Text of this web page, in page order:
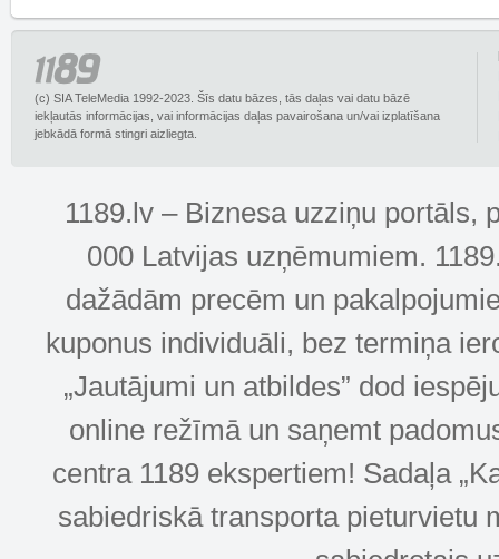
(c) SIA TeleMedia 1992-2023. Šīs datu bāzes, tās daļas vai datu bāzē
iekļautās informācijas, vai informācijas daļas pavairošana un/vai izplatīšana
jebkādā formā stingri aizliegta.
1189.lv – Biznesa uzziņu portāls,
000 Latvijas uzņēmumiem.
dažādām precēm un
kuponus individuāli, bez termiņa
„Jautājumi un atbildes” dod
online režīmā un saņemt
centra 1189 ekspertiem! Sadaļa
sabiedriskā transporta pieturvietu